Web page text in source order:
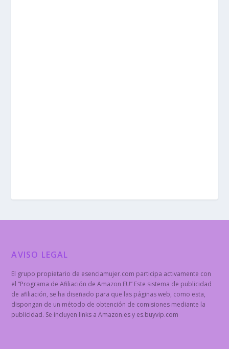
AVISO LEGAL
El grupo propietario de esenciamujer.com participa activamente con
el “Programa de Afiliación de Amazon EU” Este sistema de publicidad
de afiliación, se ha diseñado para que las páginas web, como esta,
dispongan de un método de obtención de comisiones mediante la
publicidad. Se incluyen links a Amazon.es y es.buyvip.com